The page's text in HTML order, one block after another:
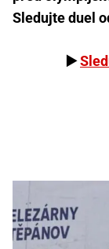
Sledujte duel
▶️